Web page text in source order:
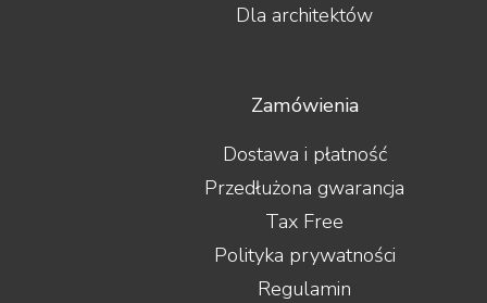
Dla architektów
Zamówienia
Dostawa i płatność
Przedłużona gwarancja
Tax Free
Polityka prywatności
Regulamin